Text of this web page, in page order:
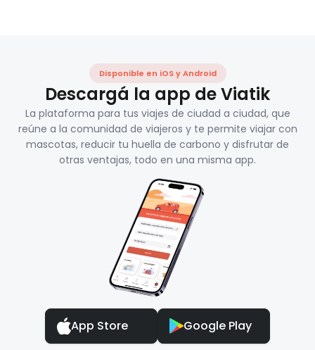
Disponible en iOS y Android
Descargá la app de Viatik
La plataforma para tus viajes de ciudad a ciudad, que
reúne a la comunidad de viajeros y te permite viajar con
mascotas, reducir tu huella de carbono y disfrutar de
otras ventajas, todo en una misma app.
App Store Google Play